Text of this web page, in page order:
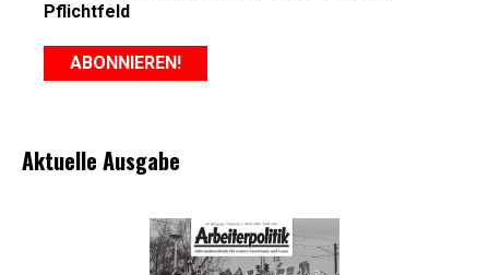
Pflichtfeld
Aktuelle Ausgabe